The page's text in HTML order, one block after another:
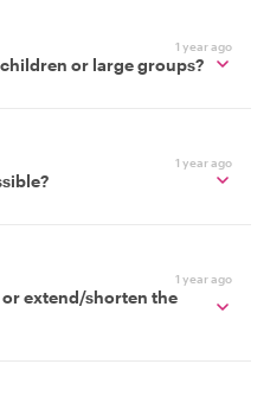
1 year ago
or large groups?
1 year ago
1 year ago
extend/shorten the